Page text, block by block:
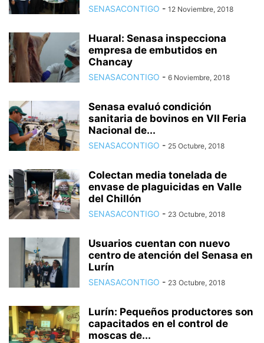
SENASACONTIGO - 12 Noviembre, 2018
Huaral: Senasa inspecciona
empresa de embutidos en
Chancay
SENASACONTIGO - 6 Noviembre, 2018
Senasa evaluó condición
sanitaria de bovinos en VII Feria
Nacional de...
SENASACONTIGO - 25 Octubre, 2018
Colectan media tonelada de
envase de plaguicidas en Valle
del Chillón
SENASACONTIGO - 23 Octubre, 2018
Usuarios cuentan con nuevo
centro de atención del Senasa en
Lurín
SENASACONTIGO - 23 Octubre, 2018
Lurín: Pequeños productores son
capacitados en el control de
moscas de...